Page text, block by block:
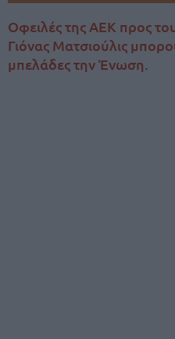
Οφειλές της ΑΕΚ προς
Γιόνας Ματσιούλις
μπελάδες την Ένωση.